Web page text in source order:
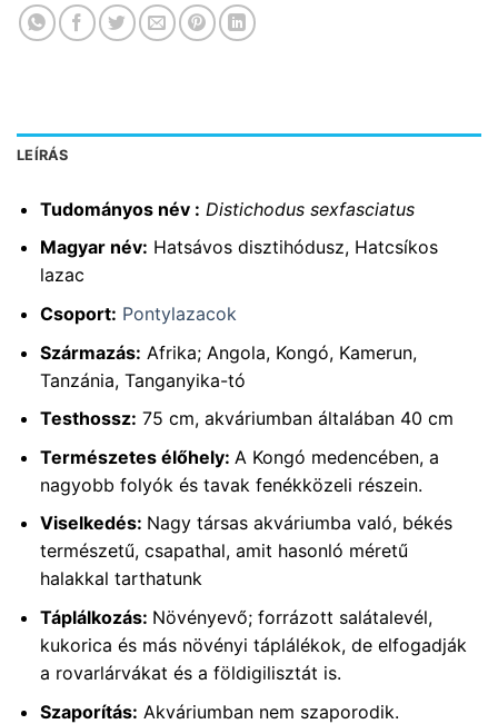
LEÍRÁS
Tudományos név : Distichodus sexfasciatus
Magyar név: Hatsávos disztihódusz, Hatcsíkos
lazac
Csoport: Pontylazacok
Származás: Afrika; Angola, Kongó, Kamerun,
Tanzánia, Tanganyika-tó
Testhossz: 75 cm, akváriumban általában 40 cm
Természetes élőhely: A Kongó medencében, a
nagyobb folyók és tavak fenékközeli részein.
Viselkedés: Nagy társas akváriumba való, békés
természetű, csapathal, amit hasonló méretű
halakkal tarthatunk
Táplálkozás: Növényevő; forrázott salátalevél,
kukorica és más növényi táplálékok, de elfogadják
a rovarlárvákat és a földigilisztát is.
Szaporítás: Akváriumban nem szaporodik.